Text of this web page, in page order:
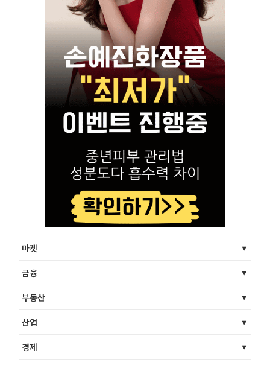
마켓
금융
부동산
산업
경제